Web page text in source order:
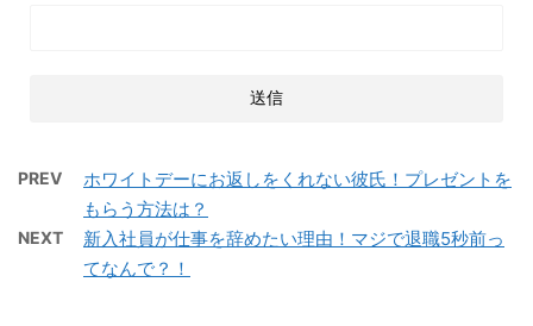
PREV
ホワイトデーにお返しをくれない彼氏！プレゼントを
もらう方法は？
NEXT
新入社員が仕事を辞めたい理由！マジで退職5秒前っ
てなんで？！